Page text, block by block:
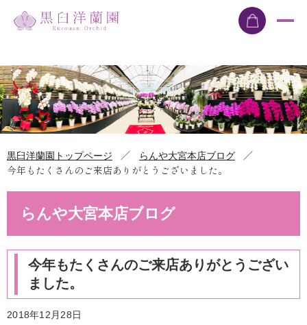
黒臼洋蘭園トップページ ／ らんや大宮本店ブログ
／
今年もたくさんのご来店ありがとうございました。
らんや大宮本店ブログ
今年もたくさんのご来店ありがとうござい
ました。
2018年12月28日